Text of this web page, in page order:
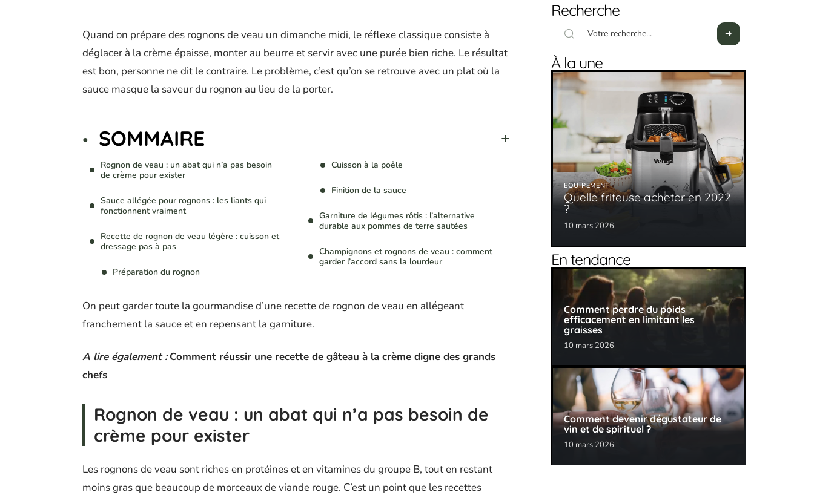
Quand on prépare des rognons de veau un dimanche midi, le réflexe classique consiste à
déglacer à la crème épaisse, monter au beurre et servir avec une purée bien riche. Le résultat
est bon, personne ne dit le contraire. Le problème, c’est qu’on se retrouve avec un plat où la
sauce masque la saveur du rognon au lieu de la porter.
SOMMAIRE
Rognon de veau : un abat qui n’a pas besoin
de crème pour exister
Sauce allégée pour rognons : les liants qui
fonctionnent vraiment
Recette de rognon de veau légère : cuisson et
dressage pas à pas
Préparation du rognon
Cuisson à la poêle
Finition de la sauce
Garniture de légumes rôtis : l’alternative
durable aux pommes de terre sautées
Champignons et rognons de veau : comment
garder l’accord sans la lourdeur
On peut garder toute la gourmandise d’une recette de rognon de veau en allégeant
franchement la sauce et en repensant la garniture.
A lire également : Comment réussir une recette de gâteau à la crème digne des grands
chefs
Rognon de veau : un abat qui n’a pas besoin de
crème pour exister
Les rognons de veau sont riches en protéines et en vitamines du groupe B, tout en restant
moins gras que beaucoup de morceaux de viande rouge. C’est un point que les recettes
Recherche
À la une
EQUIPEMENT
Quelle friteuse acheter en 2022
?
10 mars 2026
En tendance
Comment perdre du poids
efficacement en limitant les
graisses
10 mars 2026
Comment devenir dégustateur de
vin et de spirituel ?
10 mars 2026